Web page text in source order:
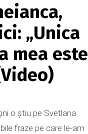
„Unica
mea este
o știu pe Svetlana
fraze pe care le-am